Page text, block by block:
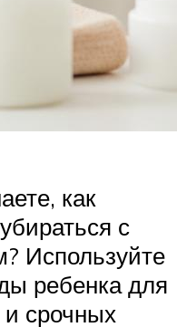
как
с
Используйте
ребенка для
срочных